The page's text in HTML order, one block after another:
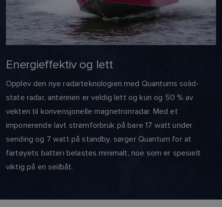
Energieffektiv og lett
Opplev den nye radarteknologien med Quantums solid-
state radar, antennen er veldig lett og kun og 50 % av
vekten til konvensjonelle magnetronradar. Med et
imponerende lavt strømforbruk på bare 17 watt under
sending og 7 watt på standby, sørger Quantum for at
fartøyets batteri belastes minimalt, noe som er spesielt
viktig på en seilbåt.